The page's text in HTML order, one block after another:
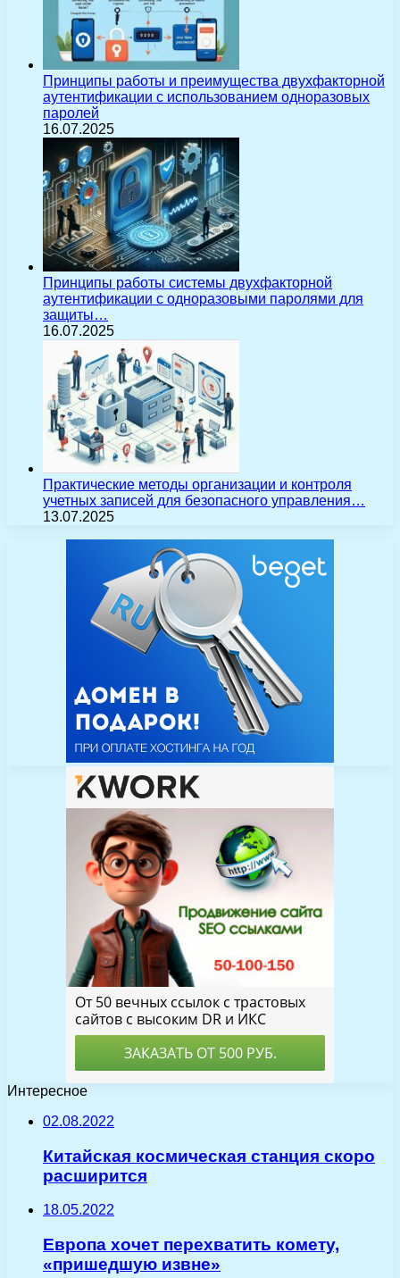
Принципы работы и преимущества двухфакторной
аутентификации с использованием одноразовых
паролей
16.07.2025
Принципы работы системы двухфакторной
аутентификации с одноразовыми паролями для
защиты…
16.07.2025
Практические методы организации и контроля
учетных записей для безопасного управления…
13.07.2025
Интересное
02.08.2022
Китайская космическая станция скоро
расширится
18.05.2022
Европа хочет перехватить комету,
«пришедшую извне»